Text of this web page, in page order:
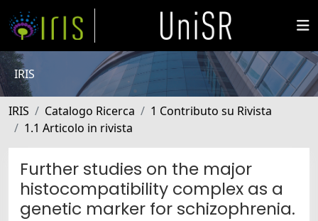
IRIS
IRIS Catalogo Ricerca
1 Contributo su Rivista
1.1 Articolo in rivista
Further studies on the major
histocompatibility complex as a
genetic marker for schizophrenia.